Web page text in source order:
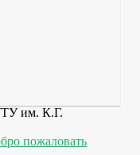
им. К.Г.
пожаловать